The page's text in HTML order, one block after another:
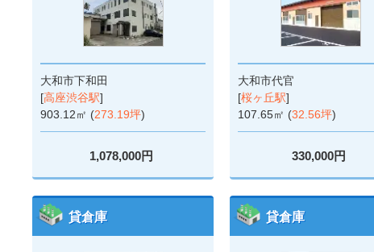
大和市下和田
[高座渋谷駅]
903.12㎡ (273.19坪)
1,078,000円
大和市代官
[桜ヶ丘駅]
107.65㎡ (32.56坪)
330,000円
貸倉庫 貸倉庫